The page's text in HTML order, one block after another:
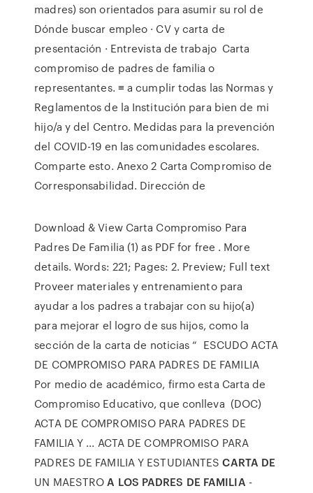
madres) son orientados para asumir su rol de
Dónde buscar empleo · CV y carta de
presentación · Entrevista de trabajo Carta
compromiso de padres de familia o
representantes. ≡ a cumplir todas las Normas y
Reglamentos de la Institución para bien de mi
hijo/a y del Centro. Medidas para la prevención
del COVID-19 en las comunidades escolares.
Comparte esto. Anexo 2 Carta Compromiso de
Corresponsabilidad. Dirección de
Download & View Carta Compromiso Para
Padres De Familia (1) as PDF for free . More
details. Words: 221; Pages: 2. Preview; Full text
Proveer materiales y entrenamiento para
ayudar a los padres a trabajar con su hijo(a)
para mejorar el logro de sus hijos, como la
sección de la carta de noticias “ ESCUDO ACTA
DE COMPROMISO PARA PADRES DE FAMILIA
Por medio de académico, firmo esta Carta de
Compromiso Educativo, que conlleva (DOC)
ACTA DE COMPROMISO PARA PADRES DE
FAMILIA Y ... ACTA DE COMPROMISO PARA
PADRES DE FAMILIA Y ESTUDIANTESCARTA DE
UN MAESTROA LOS PADRES DE FAMILIA -